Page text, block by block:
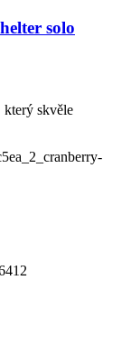
solo
skvěle